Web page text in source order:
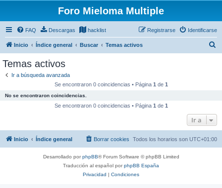
Foro Mieloma Multiple
FAQ Descargas hacklist Identificarse
Registrarse
Inicio Índice general Buscar Temas activos
Temas activos
Ir a búsqueda avanzada
Se encontraron 0 coincidencias • Página 1 de 1
No se encontraron coincidencias.
Se encontraron 0 coincidencias • Página 1 de 1
Ir a
Inicio Índice general Todos los horarios son UTC+01:00
Borrar cookies
Desarrollado porphpBB® Forum Software © phpBB Limited
Traducción al español porphpBB España
Privacidad | Condiciones